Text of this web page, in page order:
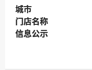
城市
城市
门店名称
门店名称
信息公示
信息公示